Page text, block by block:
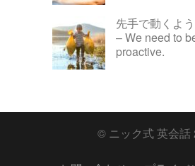
先手で動くよ
– We need to
proactive.
© ニック式 英会話